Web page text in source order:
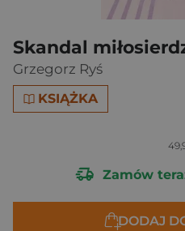
Skandal
Grzegorz Ryś
KSIĄŻKA
Zamów
DODAJ